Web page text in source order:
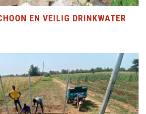
EN VEILIG DRINKWATER